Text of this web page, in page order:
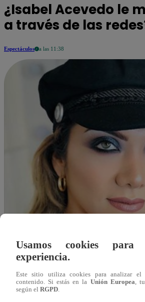
¿Isabel Acevedo le
a través de las
Espectáculos a las 11:38
Usamos cookies
experiencia.
Este sitio utiliza cookies para analizar el
contenido. Si estás en la Unión Europea ,
según el RGPD